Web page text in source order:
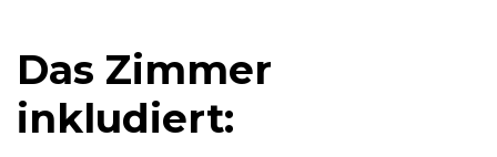
Das Zimmer
inkludiert: